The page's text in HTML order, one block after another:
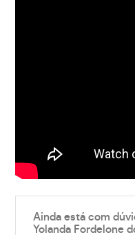
Ainda está com
Yolanda Fordelone